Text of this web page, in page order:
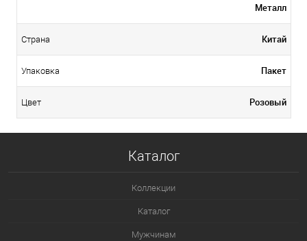
Металл
Страна Китай
Упаковка Пакет
Цвет Розовый
Каталог
Коллекции
Каталог
Мужчинам